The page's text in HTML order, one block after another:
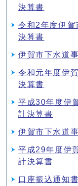
決算書
令和2年度伊賀
決算書
伊賀市下水道
令和元年度伊
決算書
平成30年度伊
計決算書
伊賀市下水道
平成29年度伊
計決算書
口座振込通知